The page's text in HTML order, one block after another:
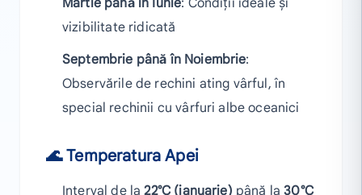
Martie până în Iunie: Condiții ideale și
vizibilitate ridicată
Septembrie până în Noiembrie:
Observările de rechini ating vârful, în
special rechinii cu vârfuri albe oceanici
🌊 Temperatura Apei
Interval de la22°C (ianuarie) până la30°C